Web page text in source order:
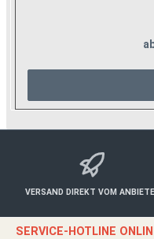
VERSAND DIREKT VOM
SERVICE-HOTLINE